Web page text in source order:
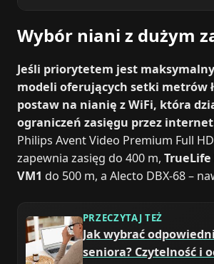
Wybór niani z dużym
Jeśli priorytetem jest
modeli oferujących setki metrów
postaw na nianię z WiFi, która
ograniczeń zasięgu przez
Philips Avent Video Premium Full
zapewnia zasięg do 400 m,
VM1 do 500 m, a Alecto DBX-68 –
PRZECZYTAJ TEŻ
Jak wybrać
seniora? Czytelność i